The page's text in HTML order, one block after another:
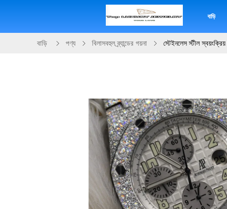
বাড়ি
বাড়ি পণ্য বিলাসবহুল ব্র্যান্ডের গয়না স্টেইনলেস স্টীল